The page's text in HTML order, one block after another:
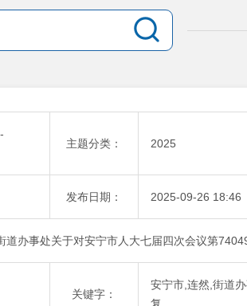
主题分类： 2025
发布日期： 2025-09-26 18:46
道办事处关于对安宁市人大七届四次会议第
关键字：
安宁市,连然,街道